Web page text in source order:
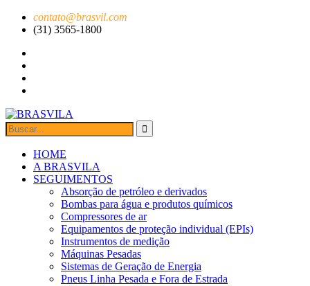
contato@brasvil.com
(31) 3565-1800
HOME
A BRASVILA
SEGUIMENTOS
Absorção de petróleo e derivados
Bombas para água e produtos químicos
Compressores de ar
Equipamentos de proteção individual (EPIs)
Instrumentos de medição
Máquinas Pesadas
Sistemas de Geração de Energia
Pneus Linha Pesada e Fora de Estrada